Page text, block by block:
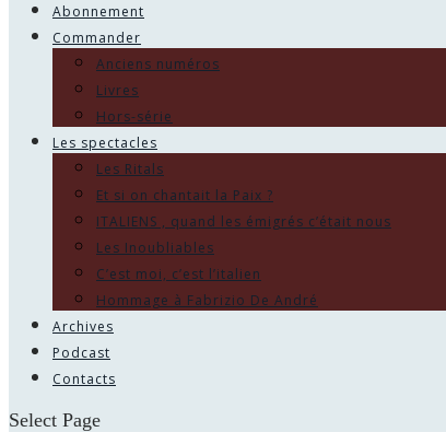
Abonnement
Commander
Anciens numéros
Livres
Hors-série
Les spectacles
Les Ritals
Et si on chantait la Paix ?
ITALIENS , quand les émigrés c’était nous
Les Inoubliables
C’est moi, c’est l’italien
Hommage à Fabrizio De André
Archives
Podcast
Contacts
Select Page